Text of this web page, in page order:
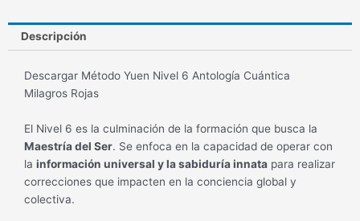
Descripción
Descargar Método Yuen Nivel 6 Antología Cuántica
Milagros Rojas
El Nivel 6 es la culminación de la formación que busca la
Maestría del Ser. Se enfoca en la capacidad de operar con
la información universal y la sabiduría innata para realizar
correcciones que impacten en la conciencia global y
colectiva.